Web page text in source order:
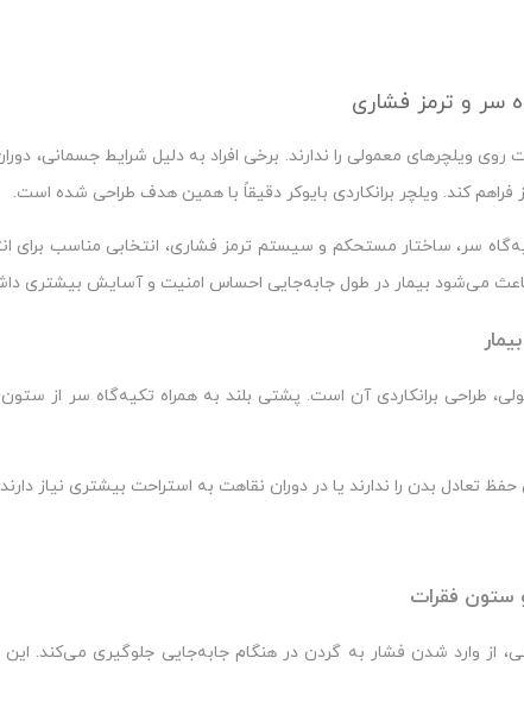
سر و ترمز فشاری
ویلچرهای معمولی را ندارند. برخی افراد به دلیل شرایط جسمانی،
کند. ویلچر برانکاردی بایوکر دقیقاً با همین هدف طراحی شده است.
سر، ساختار مستحکم و سیستم ترمز فشاری، انتخابی مناسب برای
می‌شود بیمار در طول جابه‌جایی احساس امنیت و آسایش بیشتری
طراحی برانکاردی آن است. پشتی بلند به همراه تکیه‌گاه سر از
حفظ تعادل بدن را ندارند یا در دوران نقاهت به استراحت بیشتری نیاز
ستون فقرات
از وارد شدن فشار به گردن در هنگام جابه‌جایی جلوگیری می‌کند.